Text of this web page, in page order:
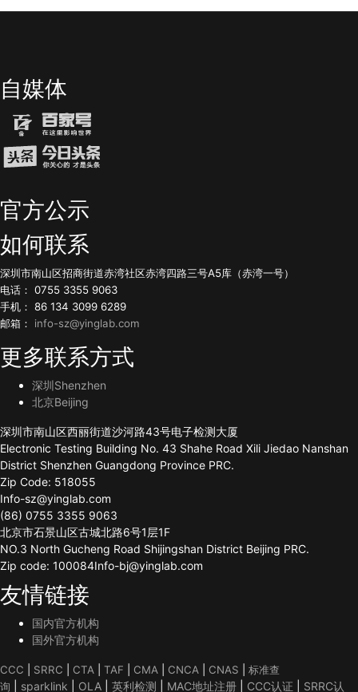
自媒体
官方公示
如何联系
深圳市南山区招商街道赤湾社区赤湾四路三号A5库（赤湾一号）
电话： 0755 3355 9063
手机： 86 134 3099 6289
邮箱： info-sz@yinglab.com
更多联系方式
深圳Shenzhen
北京Beijing
深圳市南山区西丽街道沙河路43号电子检测大厦
Electronic Testing Building No. 43 Shahe Road Xili Jiedao Nanshan
District Shenzhen Guangdong Province PRC.
Zip Code: 518055
Info-sz@yinglab.com
(86) 0755 3355 9063
北京市石景山区古城北路6号1层1F
NO.3 North Gucheng Road Shijingshan District Beijing PRC.
Zip code: 100084Info-bj@yinglab.com
友情链接
国内官方机构
国外官方机构
CCC SRRC CTA TAF CMA CNCA CNAS
标准查
询
sparklink OLA 英利检测 MAC地址注册 CCC认证
SRRC认